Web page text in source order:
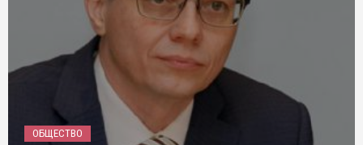
ОБЩЕСТВО